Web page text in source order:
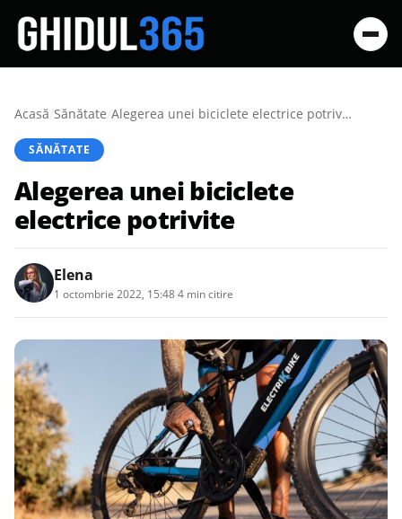
Acasă/Sănătate/ Alegerea unei biciclete electrice potrivite
SĂNĂTATE
Alegerea unei biciclete
electrice potrivite
Elena
1 octombrie 2022, 15:484 min citire